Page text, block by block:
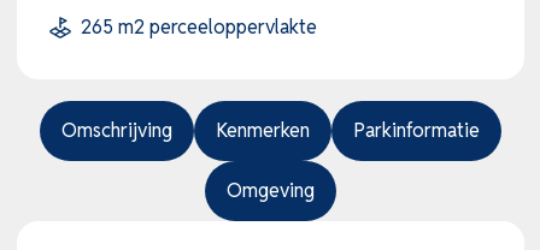
265 m2 perceeloppervlakte
Omschrijving Kenmerken Parkinformatie
Omgeving